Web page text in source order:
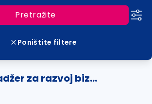
Pretražite
Poništite filtere
za razvoj biz...